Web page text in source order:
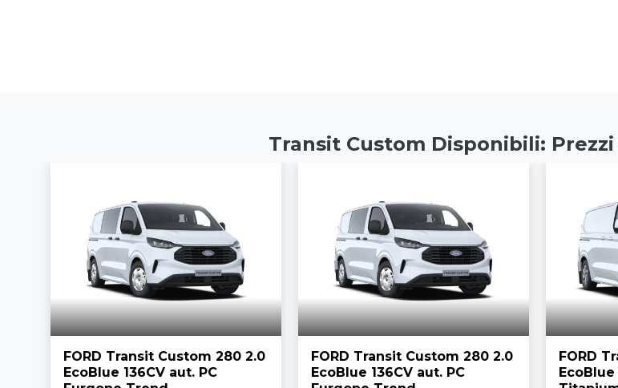
Transit Custom Disponibili:
FORD Transit Custom 280 2.0
EcoBlue 136CV aut. PC
FORD Transit Custom 280 2.0
EcoBlue 136CV aut. PC
FORD
EcoBlue